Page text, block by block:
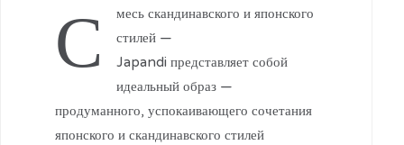
С
месь скандинавского и японского
стилей —
Japandi представляет собой
идеальный образ —
продуманного, успокаивающего сочетания
японского и скандинавского стилей